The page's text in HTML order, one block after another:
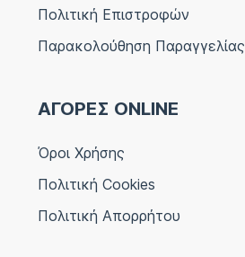
Πολιτική Επιστροφών
Παρακολούθηση Παραγγελίας
ΑΓΟΡΕΣ ONLINE
Όροι Χρήσης
Πολιτική Cookies
Πολιτική Απορρήτου